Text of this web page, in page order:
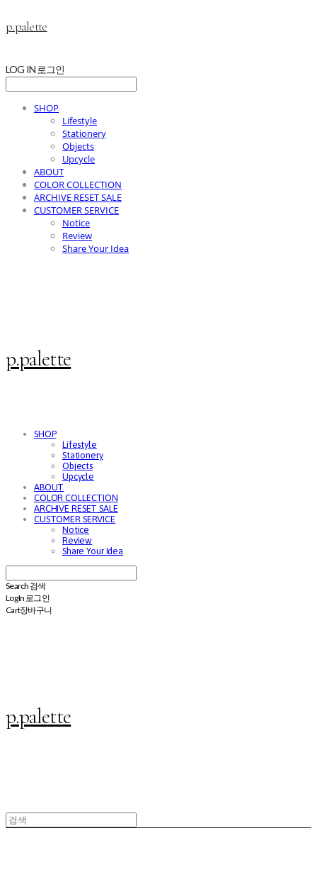
p.palette
LOG IN 로그인
SHOP
Lifestyle
Stationery
Objects
Upcycle
ABOUT
COLOR COLLECTION
ARCHIVE RESET SALE
CUSTOMER SERVICE
Notice
Review
Share Your Idea
p.palette
SHOP
Lifestyle
Stationery
Objects
Upcycle
ABOUT
COLOR COLLECTION
ARCHIVE RESET SALE
CUSTOMER SERVICE
Notice
Review
Share Your Idea
Search 검색
Log In 로그인
Cart장바구니
p.palette